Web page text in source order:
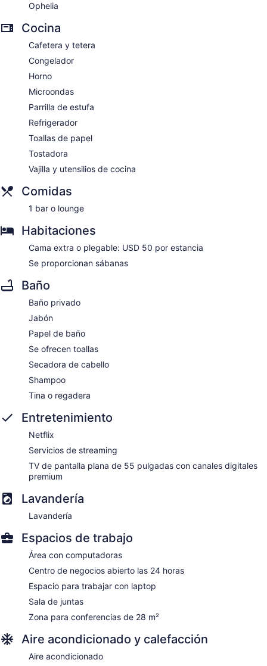
previa solicitud.
Ophelia
Cocina
Cafetera y tetera
Congelador
Horno
Microondas
Parrilla de estufa
Refrigerador
Toallas de papel
Tostadora
Vajilla y utensilios de cocina
Comidas
1 bar o lounge
Habitaciones
Cama extra o plegable: USD 50 por estancia
Se proporcionan sábanas
Baño
Baño privado
Jabón
Papel de baño
Se ofrecen toallas
Secadora de cabello
Shampoo
Tina o regadera
Entretenimiento
Netflix
Servicios de streaming
TV de pantalla plana de 55 pulgadas con canales digitales
premium
Lavandería
Lavandería
Espacios de trabajo
Área con computadoras
Centro de negocios abierto las 24 horas
Espacio para trabajar con laptop
Sala de juntas
Zona para conferencias de 28 m²
Aire acondicionado y calefacción
Aire acondicionado